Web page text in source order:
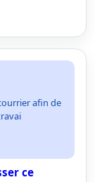
afin de
ce